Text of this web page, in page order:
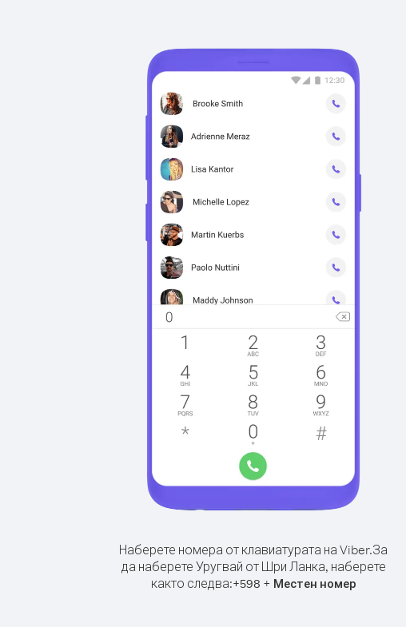
Наберете номера от клавиатурата на Viber.За
да наберете Уругвай от Шри Ланка, наберете
както следва:+598 + Местен номер